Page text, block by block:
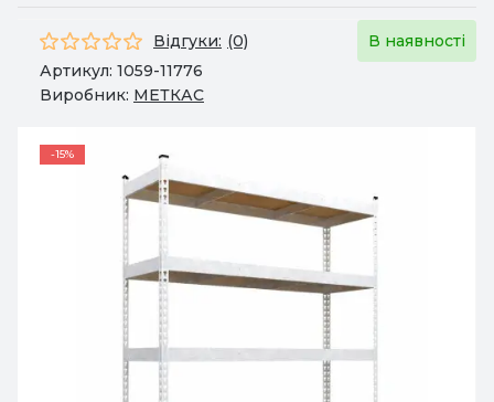
Відгуки: (0)
В наявності
Артикул: 1059-11776
Виробник: МЕТКАС
-15%